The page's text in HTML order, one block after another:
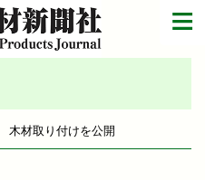
木材取り付けを公開